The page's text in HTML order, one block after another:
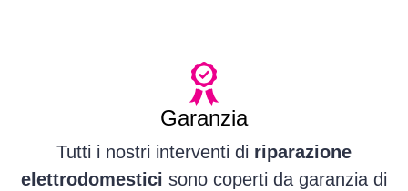
Garanzia
Tutti i nostri interventi di riparazione
elettrodomestici sono coperti da garanzia di